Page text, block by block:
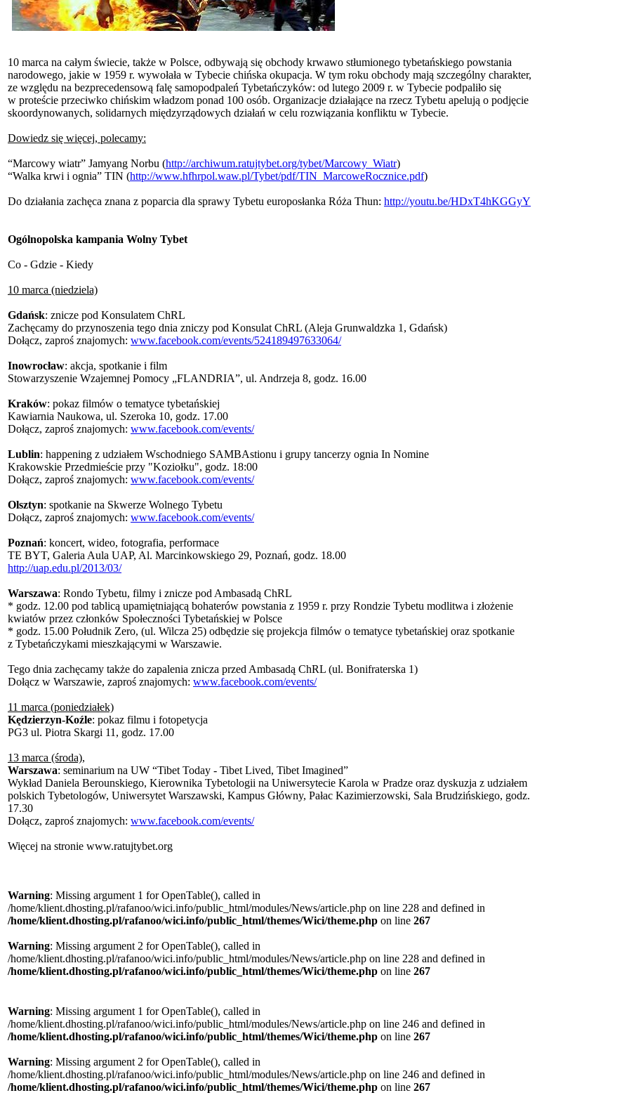
10 marca na całym świecie, także w Polsce, odbywają się obchody krwawo stłumionego tybetańskiego powstania
narodowego, jakie w 1959 r. wywołała w Tybecie chińska okupacja. W tym roku obchody mają szczególny charakter,
ze względu na bezprecedensową falę samopodpaleń Tybetańczyków: od lutego 2009 r. w Tybecie podpaliło się
w proteście przeciwko chińskim władzom ponad 100 osób. Organizacje działające na rzecz Tybetu apelują o podjęcie
skoordynowanych, solidarnych międzyrządowych działań w celu rozwiązania konfliktu w Tybecie.
Dowiedz się więcej, polecamy:
“Marcowy wiatr” Jamyang Norbu (http://archiwum.ratujtybet.org/tybet/Marcowy_Wiatr)
“Walka krwi i ognia” TIN (http://www.hfhrpol.waw.pl/Tybet/pdf/TIN_MarcoweRocznice.pdf)
Do działania zachęca znana z poparcia dla sprawy Tybetu europosłanka Róża Thun: http://youtu.be/HDxT4hKGGyY
Ogólnopolska kampania Wolny Tybet
Co - Gdzie - Kiedy
10 marca (niedziela)
Gdańsk: znicze pod Konsulatem ChRL
Zachęcamy do przynoszenia tego dnia zniczy pod Konsulat ChRL (Aleja Grunwaldzka 1, Gdańsk)
Dołącz, zaproś znajomych: www.facebook.com/events/524189497633064/
Inowrocław: akcja, spotkanie i film
Stowarzyszenie Wzajemnej Pomocy „FLANDRIA”, ul. Andrzeja 8, godz. 16.00
Kraków: pokaz filmów o tematyce tybetańskiej
Kawiarnia Naukowa, ul. Szeroka 10, godz. 17.00
Dołącz, zaproś znajomych: www.facebook.com/events/
Lublin: happening z udziałem Wschodniego SAMBAstionu i grupy tancerzy ognia In Nomine
Krakowskie Przedmieście przy "Koziołku", godz. 18:00
Dołącz, zaproś znajomych: www.facebook.com/events/
Olsztyn: spotkanie na Skwerze Wolnego Tybetu
Dołącz, zaproś znajomych: www.facebook.com/events/
Poznań: koncert, wideo, fotografia, performace
TE BYT, Galeria Aula UAP, Al. Marcinkowskiego 29, Poznań, godz. 18.00
http://uap.edu.pl/2013/03/
Warszawa: Rondo Tybetu, filmy i znicze pod Ambasadą ChRL
* godz. 12.00 pod tablicą upamiętniającą bohaterów powstania z 1959 r. przy Rondzie Tybetu modlitwa i złożenie
kwiatów przez członków Społeczności Tybetańskiej w Polsce
* godz. 15.00 Południk Zero, (ul. Wilcza 25) odbędzie się projekcja filmów o tematyce tybetańskiej oraz spotkanie
z Tybetańczykami mieszkającymi w Warszawie.
Tego dnia zachęcamy także do zapalenia znicza przed Ambasadą ChRL (ul. Bonifraterska 1)
Dołącz w Warszawie, zaproś znajomych: www.facebook.com/events/
11 marca (poniedziałek)
Kędzierzyn-Koźle: pokaz filmu i fotopetycja
PG3 ul. Piotra Skargi 11, godz. 17.00
13 marca (środa),
Warszawa: seminarium na UW “Tibet Today - Tibet Lived, Tibet Imagined”
Wykład Daniela Berounskiego, Kierownika Tybetologii na Uniwersytecie Karola w Pradze oraz dyskuzja z udziałem
polskich Tybetologów, Uniwersytet Warszawski, Kampus Główny, Pałac Kazimierzowski, Sala Brudzińskiego, godz.
17.30
Dołącz, zaproś znajomych: www.facebook.com/events/
Więcej na stronie www.ratujtybet.org
Warning: Missing argument 1 for OpenTable(), called in
/home/klient.dhosting.pl/rafanoo/wici.info/public_html/modules/News/article.php on line 228 and defined in
/home/klient.dhosting.pl/rafanoo/wici.info/public_html/themes/Wici/theme.php on line 267
Warning: Missing argument 2 for OpenTable(), called in
/home/klient.dhosting.pl/rafanoo/wici.info/public_html/modules/News/article.php on line 228 and defined in
/home/klient.dhosting.pl/rafanoo/wici.info/public_html/themes/Wici/theme.php on line 267
Warning: Missing argument 1 for OpenTable(), called in
/home/klient.dhosting.pl/rafanoo/wici.info/public_html/modules/News/article.php on line 246 and defined in
/home/klient.dhosting.pl/rafanoo/wici.info/public_html/themes/Wici/theme.php on line 267
Warning: Missing argument 2 for OpenTable(), called in
/home/klient.dhosting.pl/rafanoo/wici.info/public_html/modules/News/article.php on line 246 and defined in
/home/klient.dhosting.pl/rafanoo/wici.info/public_html/themes/Wici/theme.php on line 267